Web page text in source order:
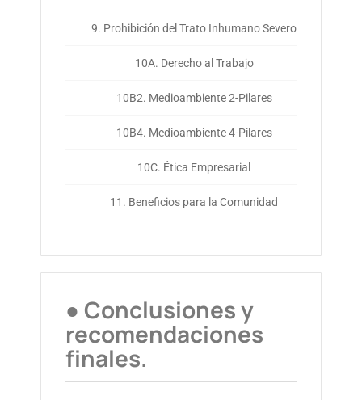
9. Prohibición del Trato Inhumano Severo
10A. Derecho al Trabajo
10B2. Medioambiente 2-Pilares
10B4. Medioambiente 4-Pilares
10C. Ética Empresarial
11. Beneficios para la Comunidad
● Conclusiones y
recomendaciones
finales.